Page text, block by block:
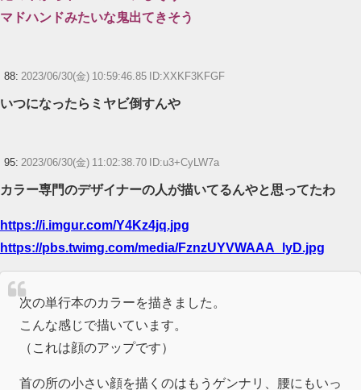
マドハンドみたいな鬼出てきそう
88: 2023/06/30(金) 10:59:46.85 ID:XXKF3KFGF
いつになったらミヤビ倒すんや
95: 2023/06/30(金) 11:02:38.70 ID:u3+CyLW7a
カラー専門のデザイナーの人が描いてるんやと思ってたわ
https://i.imgur.com/Y4Kz4jq.jpg
https://pbs.twimg.com/media/FznzUYVWAAA_lyD.jpg
次の単行本のカラーを描きました。
こんな感じで描いています。
（これは顔のアップです）
首の所の小さい顔を描くのはもうゲンナリ、腰にもいっ